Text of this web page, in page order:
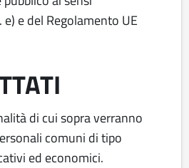
e) e del Regolamento UE
di cui sopra verranno
comuni di tipo
ed economici.